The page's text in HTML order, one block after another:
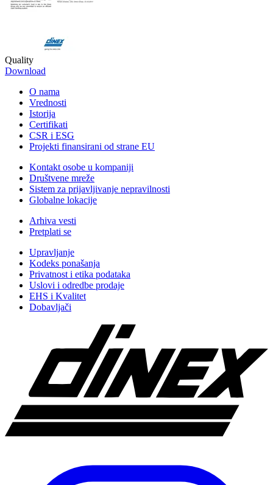
Quality
Download
O nama
Vrednosti
Istorija
Certifikati
CSR i ESG
Projekti finansirani od strane EU
Kontakt osobe u kompaniji
Društvene mreže
Sistem za prijavljivanje nepravilnosti
Globalne lokacije
Arhiva vesti
Pretplati se
Upravljanje
Kodeks ponašanja
Privatnost i etika podataka
Uslovi i odredbe prodaje
EHS i Kvalitet
Dobavljači